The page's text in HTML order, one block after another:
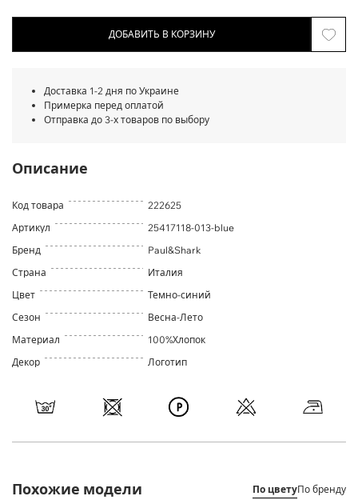
ДОБАВИТЬ В КОРЗИНУ
Доставка 1-2 дня по Украине
Примерка перед оплатой
Отправка до 3-х товаров по выбору
Описание
Код товара
222625
Артикул
25417118-013-blue
Бренд
Paul&Shark
Страна
Италия
Цвет
Темно-синий
Сезон
Весна-Лето
Материал
100%Хлопок
Декор
Логотип
Похожие модели По цветуПо бренду